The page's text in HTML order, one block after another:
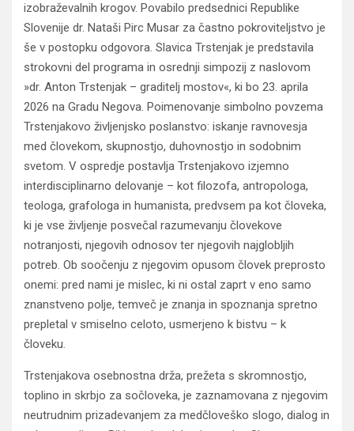
izobraževalnih krogov. Povabilo predsednici Republike
Slovenije dr. Nataši Pirc Musar za častno pokroviteljstvo je
še v postopku odgovora. Slavica Trstenjak je predstavila
strokovni del programa in osrednji simpozij z naslovom
»dr. Anton Trstenjak – graditelj mostov«, ki bo 23. aprila
2026 na Gradu Negova. Poimenovanje simbolno povzema
Trstenjakovo življenjsko poslanstvo: iskanje ravnovesja
med človekom, skupnostjo, duhovnostjo in sodobnim
svetom. V ospredje postavlja Trstenjakovo izjemno
interdisciplinarno delovanje – kot filozofa, antropologa,
teologa, grafologa in humanista, predvsem pa kot človeka,
ki je vse življenje posvečal razumevanju človekove
notranjosti, njegovih odnosov ter njegovih najglobljih
potreb. Ob soočenju z njegovim opusom človek preprosto
onemi: pred nami je mislec, ki ni ostal zaprt v eno samo
znanstveno polje, temveč je znanja in spoznanja spretno
prepletal v smiselno celoto, usmerjeno k bistvu – k
človeku.
Trstenjakova osebnostna drža, prežeta s skromnostjo,
toplino in skrbjo za sočloveka, je zaznamovana z njegovim
neutrudnim prizadevanjem za medčloveško slogo, dialog in